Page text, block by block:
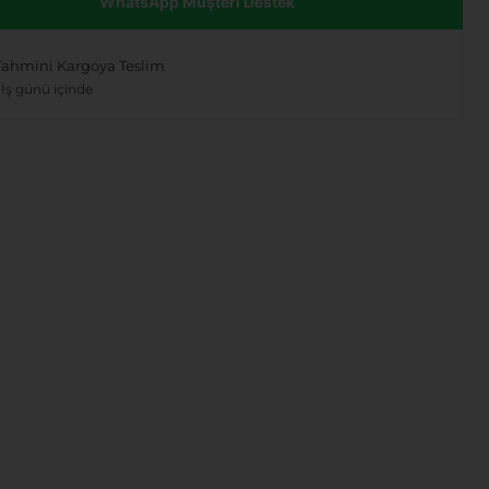
Kargoya Teslim
İş günü içinde